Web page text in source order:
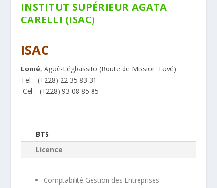
INSTITUT SUPÉRIEUR AGATA
CARELLI (ISAC)
ISAC
Lomé, Agoè-Légbassito (Route de Mission Tové)
Tel : (+228) 22 35 83 31
Cel : (+228) 93 08 85 85
BTS
Licence
Comptabilité Gestion des Entreprises